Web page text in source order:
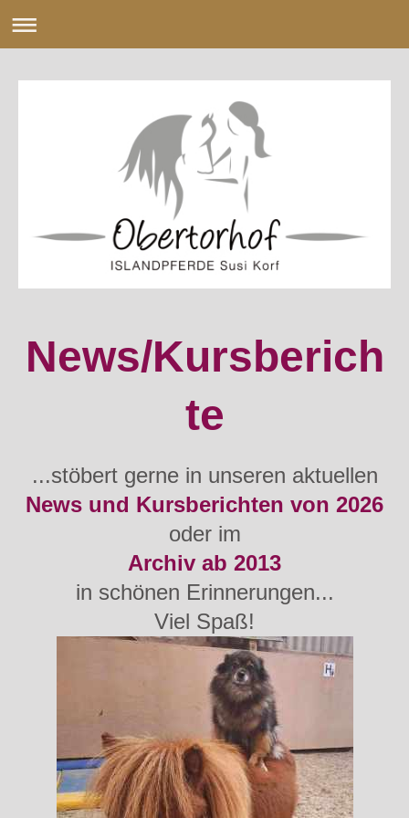
News/Kursberich
te
...stöbert gerne in unseren aktuellen
News und Kursberichten von 2026
oder im
Archiv ab 2013
in schönen Erinnerungen...
Viel Spaß!